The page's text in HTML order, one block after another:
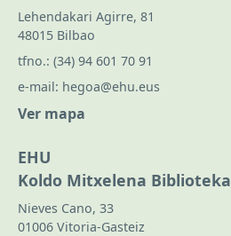
Lehendakari Agirre, 81
48015 Bilbao
tfno.: (34) 94 601 70 91
e-mail: hegoa@ehu.eus
Ver mapa
EHU
Koldo Mitxelena Biblioteka
Nieves Cano, 33
01006 Vitoria-Gasteiz